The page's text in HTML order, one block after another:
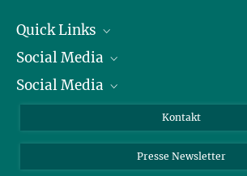
Heli Aviation GmbH, Wallerstein
Prof. Dr. Heinrich Bülthoff
Max-Planck-Institut für biologische Kybernetik,
+49 7071 601-601
Quick Links
Präsident
Zahlen und Fakten
Meldestelle Fehlverhalten
Social Media
Bluesky
TikTok
Social Media
Instagram
YouTube
Kontakt
Presse Newsletter